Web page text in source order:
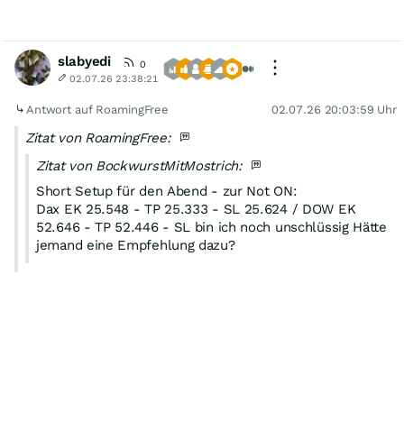
slabyedi
0
02.07.26 23:38:21
Antwort auf RoamingFree 02.07.26 20:03:59 Uhr
Zitat von RoamingFree:
Zitat von BockwurstMitMostrich:
Short Setup für den Abend - zur Not ON:
Dax EK 25.548 - TP 25.333 - SL 25.624 / DOW EK
52.646 - TP 52.446 - SL bin ich noch unschlüssig Hätte
jemand eine Empfehlung dazu?